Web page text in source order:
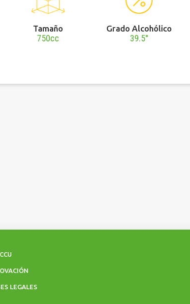
Tamaño
750cc
Grado Alcohólico
39.5°
LEGALES